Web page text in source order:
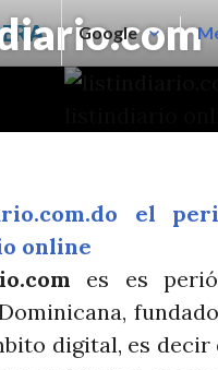
Google
es es
digital, es